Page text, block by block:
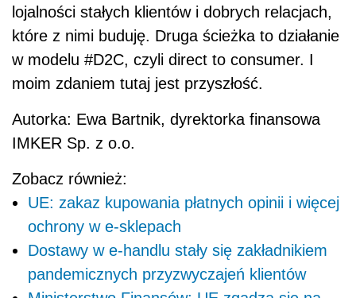
lojalności stałych klientów i dobrych relacjach,
które z nimi buduję. Druga ścieżka to działanie
w modelu #D2C, czyli direct to consumer. I
moim zdaniem tutaj jest przyszłość.
Autorka: Ewa Bartnik, dyrektorka finansowa
IMKER Sp. z o.o.
Zobacz również:
UE: zakaz kupowania płatnych opinii i więcej
ochrony w e-sklepach
Dostawy w e-handlu stały się zakładnikiem
pandemicznych przyzwyczajeń klientów